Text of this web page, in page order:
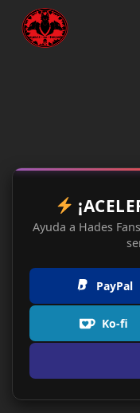
Ayuda a Hades
PayPal
Ko-fi